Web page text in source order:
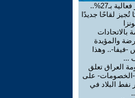
أكثر فعالية بـ27%..
تُجيز لقاحًا جديدًا
بالاتحادات
والمؤيدة
-فيفا-.. وهذا
...
العراق تعلق
الخصومات- على
نفط البلاد في